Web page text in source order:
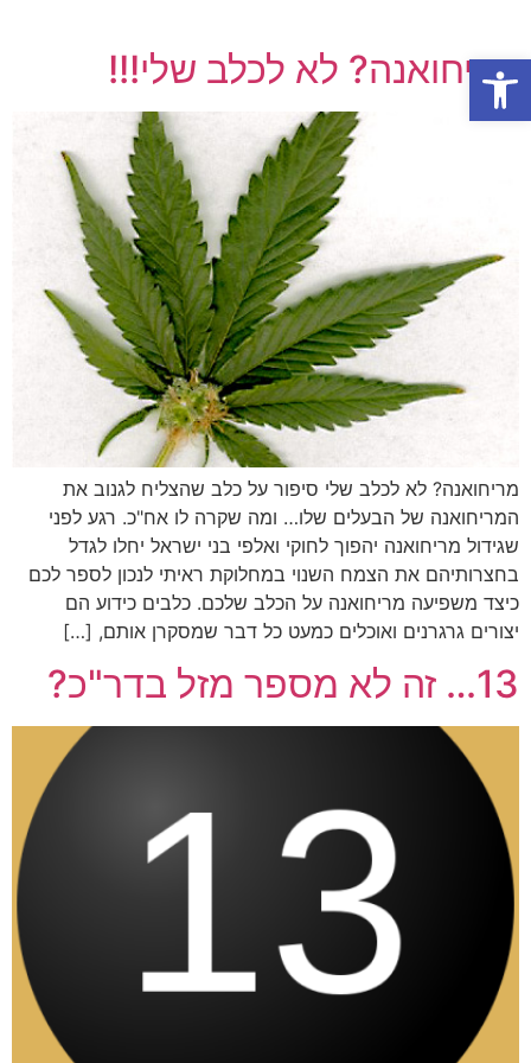
פתח סרגל נגישות
מריחואנה? לא לכלב שלי!!!
מריחואנה? לא לכלב שלי סיפור על כלב שהצליח לגנוב את
המריחואנה של הבעלים שלו… ומה שקרה לו אח"כ. רגע לפני
שגידול מריחואנה יהפוך לחוקי ואלפי בני ישראל יחלו לגדל
בחצרותיהם את הצמח השנוי במחלוקת ראיתי לנכון לספר לכם
כיצד משפיעה מריחואנה על הכלב שלכם. כלבים כידוע הם
יצורים גרגרנים ואוכלים כמעט כל דבר שמסקרן אותם, […]
13… זה לא מספר מזל בדר"כ?